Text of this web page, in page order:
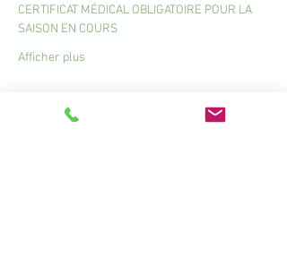
CERTIFICAT MÉDICAL OBLIGATOIRE POUR LA
SAISON EN COURS
Afficher plus